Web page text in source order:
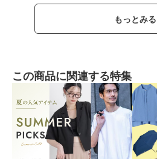
もっとみる
この商品に関連する特集